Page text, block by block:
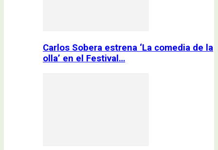
Carlos Sobera estrena ‘La comedia de la
olla’ en el Festival…